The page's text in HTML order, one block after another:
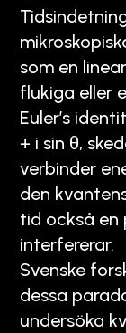
som en
flukiga eller
Euler’s
+ i sin θ,
verbinder
den
tid också en
interfererar.
Svenske
dessa
undersöka